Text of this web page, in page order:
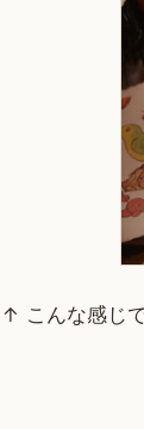
↑ こんな感じ